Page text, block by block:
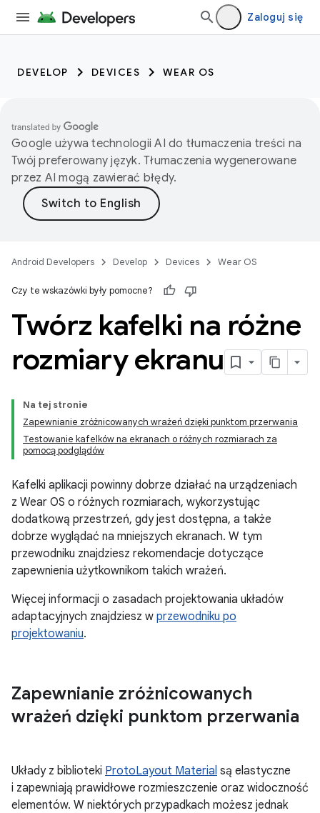
Zaloguj się
DEVELOP DEVICES WEAR OS
Google używa technologii AI do tłumaczenia treści na
Twój preferowany język. Tłumaczenia wygenerowane
przez AI mogą zawierać błędy.
Android Developers Develop Devices Wear OS
Czy te wskazówki były pomocne?
Twórz kafelki na różne
rozmiary ekranu
Na tej stronie
Zapewnianie zróżnicowanych wrażeń dzięki punktom przerwania
Testowanie kafelków na ekranach o różnych rozmiarach za
pomocą podglądów
Kafelki aplikacji powinny dobrze działać na urządzeniach
z Wear OS o różnych rozmiarach, wykorzystując
dodatkową przestrzeń, gdy jest dostępna, a także
dobrze wyglądać na mniejszych ekranach. W tym
przewodniku znajdziesz rekomendacje dotyczące
zapewnienia użytkownikom takich wrażeń.
Więcej informacji o zasadach projektowania układów
adaptacyjnych znajdziesz w przewodniku po
projektowaniu.
Zapewnianie zróżnicowanych
wrażeń dzięki punktom przerwania
Układy z biblioteki ProtoLayout Material są elastyczne
i zapewniają prawidłowe rozmieszczenie oraz widoczność
elementów. W niektórych przypadkach możesz jednak